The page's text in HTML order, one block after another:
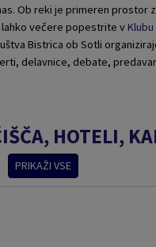
Ob reki je primeren prostor
lahko večere popestrite v
Bistrica ob Sotli
delavnice, debate,
HOTELI,
PRIKAŽI VSE